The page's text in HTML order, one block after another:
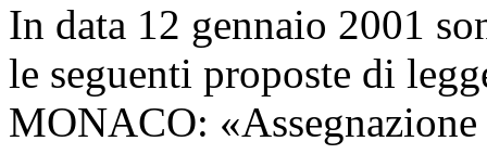
In data 12 gennaio 2001
le seguenti proposte di
MONACO: